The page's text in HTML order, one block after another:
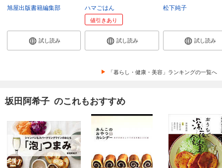
旭屋出版書籍編集部
試し読み
ハマごはん
値引きあり
試し読み
松下純子
試し読み
「暮らし・健康・美容」ランキングの一覧へ
坂田阿希子 のこれもおすすめ